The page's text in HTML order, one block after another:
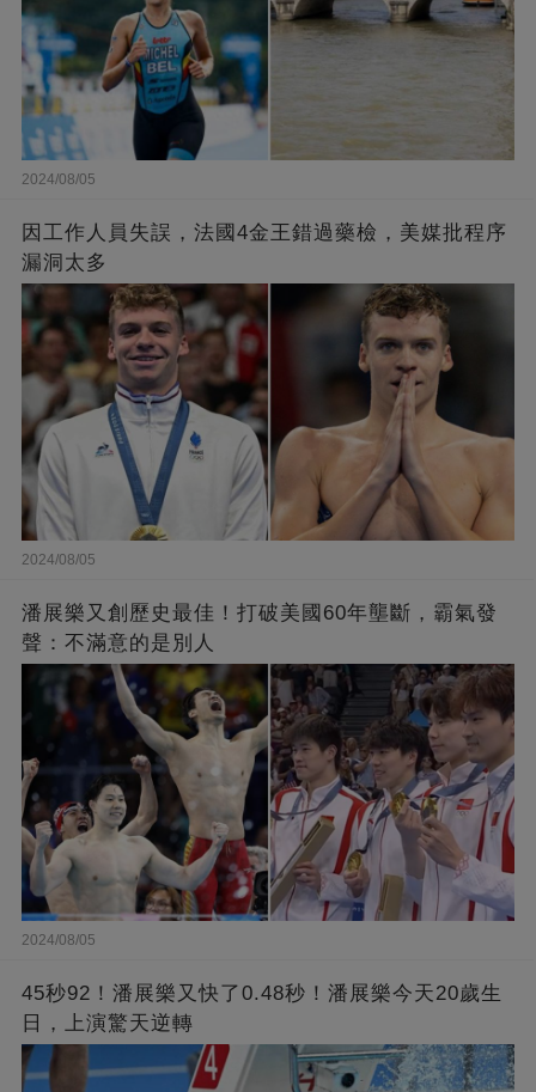
2024/08/05
因工作人員失誤，法國4金王錯過藥檢，美媒批程序
漏洞太多
2024/08/05
潘展樂又創歷史最佳！打破美國60年壟斷，霸氣發
聲：不滿意的是別人
2024/08/05
45秒92！潘展樂又快了0.48秒！潘展樂今天20歲生
日，上演驚天逆轉